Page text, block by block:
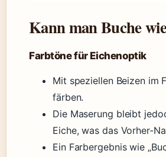
Kann man Buche
Farbtöne für Eichenoptik
Mit speziellen Beizen im
färben.
Die Maserung bleibt
Eiche, was das Vorher-
Ein Farbergebnis wie